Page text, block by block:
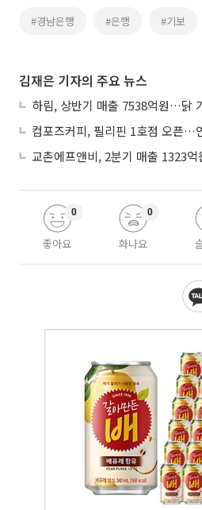
#경남은행 #은행 #기보
김재은 기자의 주요 뉴스
하림, 상반기 매출 7538억원…닭
좋아요
0
화나요
0